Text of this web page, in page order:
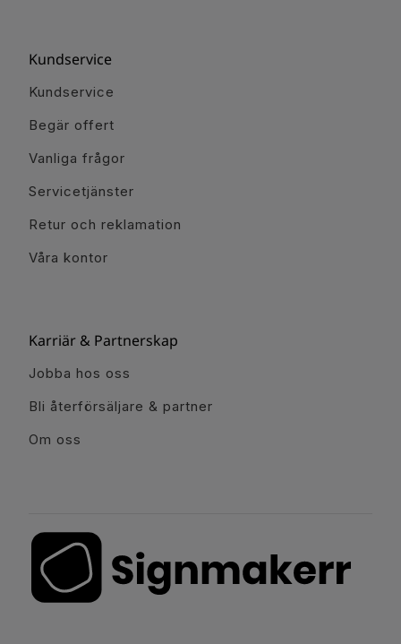
Kundservice
Kundservice
Begär offert
Vanliga frågor
Servicetjänster
Retur och reklamation
Våra kontor
Karriär & Partnerskap
Jobba hos oss
Bli återförsäljare & partner
Om oss